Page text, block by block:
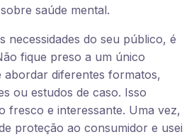
saúde mental.
necessidades do seu público, é
fique preso a um único
abordar diferentes formatos,
ou estudos de caso. Isso
fresco e interessante. Uma vez,
proteção ao consumidor e usei